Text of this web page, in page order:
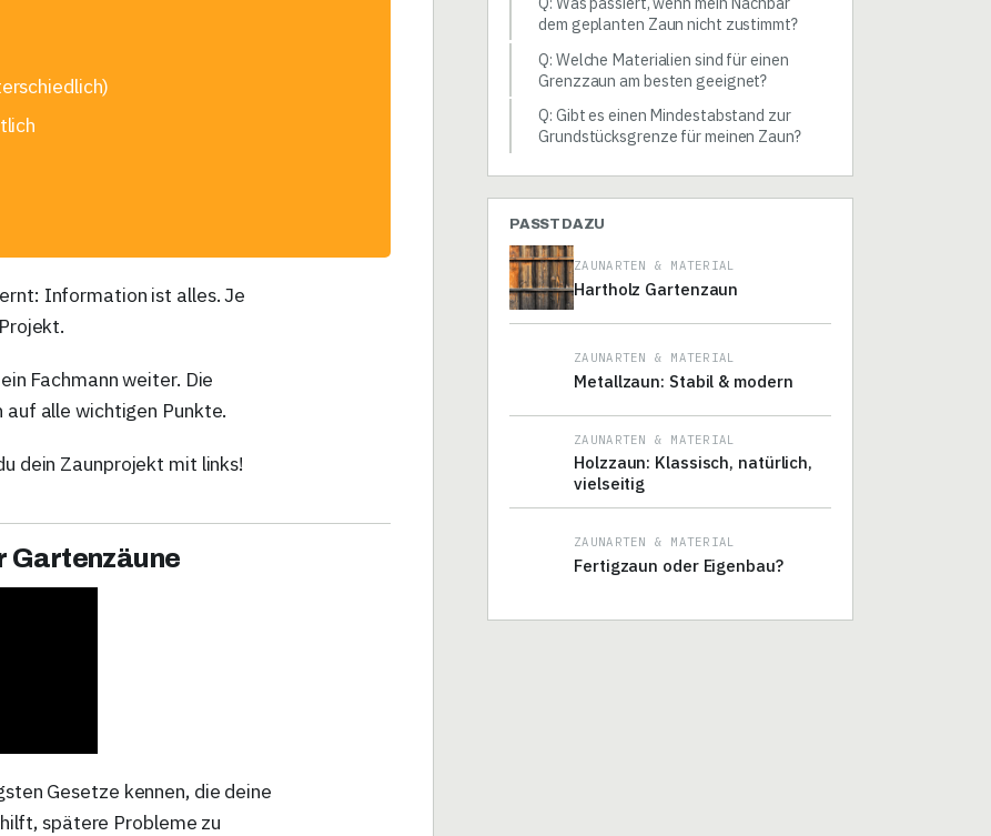
Information ist alles. Je
Fachmann weiter. Die
alle wichtigen Punkte.
dein Zaunprojekt mit links!
Gartenzäune
Gesetze kennen, die deine
spätere Probleme zu
dem geplanten Zaun nicht zustimmt?
Q: Welche Materialien sind für einen
Grenzzaun am besten geeignet?
Q: Gibt es einen Mindestabstand zur
Grundstücksgrenze für meinen Zaun?
PASST DAZU
ZAUNARTEN & MATERIAL
Hartholz Gartenzaun
ZAUNARTEN & MATERIAL
Metallzaun: Stabil & modern
ZAUNARTEN & MATERIAL
Holzzaun: Klassisch, natürlich,
vielseitig
ZAUNARTEN & MATERIAL
Fertigzaun oder Eigenbau?